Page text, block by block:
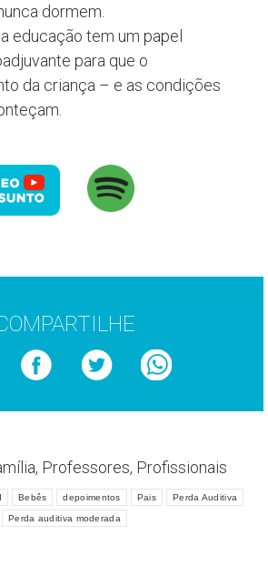
dormem.
educação tem um papel
para que o
da criança – e as condições
, Professores, Profissionais
Bebês depoimentos Pais Perda Auditiva
Perda auditiva moderada